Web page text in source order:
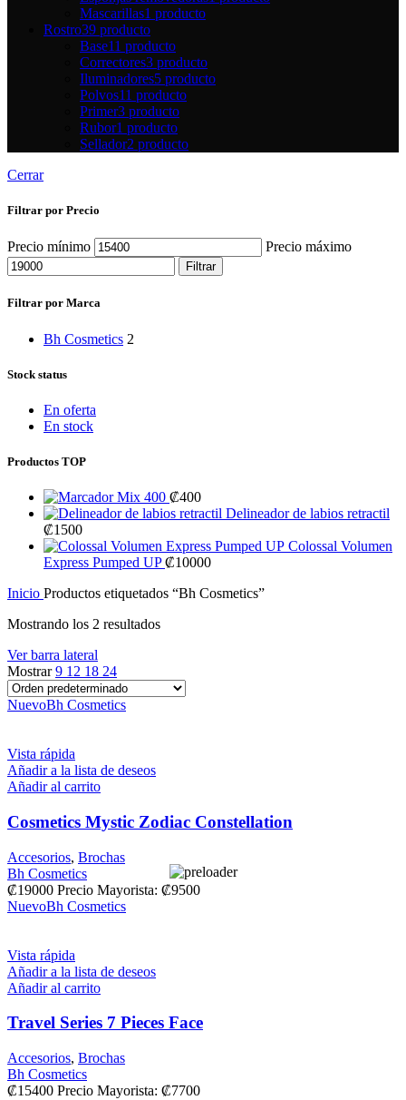
Mascarillas1 producto
Rostro39 producto
Base11 producto
Correctores3 producto
Iluminadores5 producto
Polvos11 producto
Primer3 producto
Rubor1 producto
Sellador2 producto
Cerrar
Filtrar por Precio
Precio mínimo Precio máximo
Filtrar
Filtrar por Marca
Bh Cosmetics 2
Stock status
En oferta
En stock
Productos TOP
Mix 400 ₡400
Delineador de labios retractil
₡1500
Colossal Volumen
Express Pumped UP₡10000
Inicio Productos etiquetados “Bh Cosmetics”
Mostrando los 2 resultados
Ver barra lateral
Mostrar9 12 18 24
NuevoBh Cosmetics
Vista rápida
Añadir a la lista de deseos
Añadir al carrito
Cosmetics Mystic Zodiac Constellation
Accesorios, Brochas
Bh Cosmetics
₡19000 Precio Mayorista: ₡9500
NuevoBh Cosmetics
Vista rápida
Añadir a la lista de deseos
Añadir al carrito
Travel Series 7 Pieces Face
Accesorios, Brochas
Bh Cosmetics
₡15400 Precio Mayorista: ₡7700